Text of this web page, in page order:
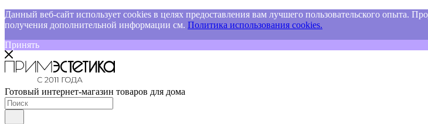
Данный веб-сайт использует cookies в целях предоставления вам лучшего пользовательского опыта.
получения дополнительной информации см. Политика использования cookies.
Принять
Готовый интернет-магазин товаров для дома